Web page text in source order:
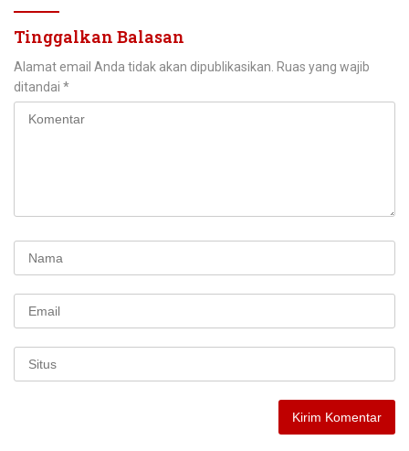
Tinggalkan Balasan
Alamat email Anda tidak akan dipublikasikan. Ruas yang wajib
ditandai *